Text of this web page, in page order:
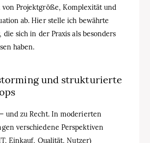
von Projektgröße, Komplexität und
ab. Hier stelle ich bewährte
die sich in der Praxis als besonders
haben.
und strukturierte
und zu Recht. In moderierten
verschiedene Perspektiven
Einkauf, Qualität, Nutzer)